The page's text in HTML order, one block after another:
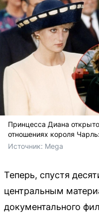
Принцесса Диана
отношениях короля
Источник: Mega
Теперь, спустя
центральным
документального